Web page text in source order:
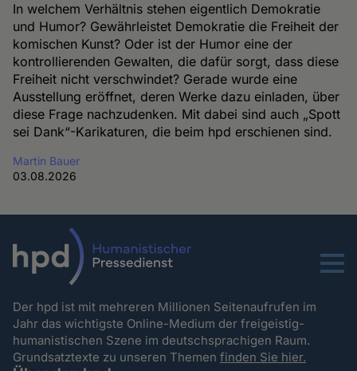
In welchem Verhältnis stehen eigentlich Demokratie
und Humor? Gewährleistet Demokratie die Freiheit der
komischen Kunst? Oder ist der Humor eine der
kontrollierenden Gewalten, die dafür sorgt, dass diese
Freiheit nicht verschwindet? Gerade wurde eine
Ausstellung eröffnet, deren Werke dazu einladen, über
diese Frage nachzudenken. Mit dabei sind auch „Spott
sei Dank“-Karikaturen, die beim hpd erschienen sind.
Martin Bauer
03.08.2026
Menu
Der hpd ist mit mehreren Millionen Seitenaufrufen im
Jahr das wichtigste Online-Medium der freigeistig-
humanistischen Szene im deutschsprachigen Raum.
Grundsatztexte zu unseren Themenfinden Sie hier.